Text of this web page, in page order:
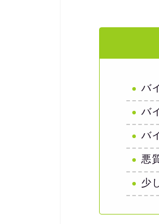
バ
バ
バ
悪
少